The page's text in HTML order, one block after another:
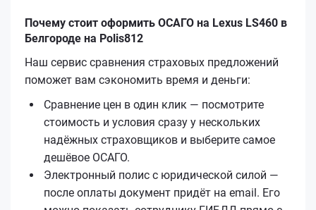
Почему стоит оформить ОСАГО на Lexus LS460 в
Белгороде на Polis812
Наш сервис сравнения страховых предложений
поможет вам сэкономить время и деньги:
Сравнение цен в один клик — посмотрите
стоимость и условия сразу у нескольких
надёжных страховщиков и выберите самое
дешёвое ОСАГО.
Электронный полис с юридической силой —
после оплаты документ придёт на email. Его